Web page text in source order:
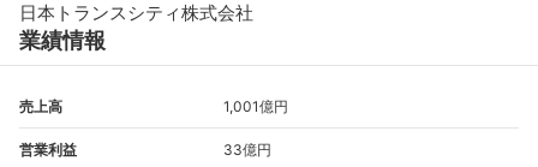
こちらの企業もフォローしませんか？
日本トランスシティ株式会社
業績情報
売上高 1,001億円
営業利益 33億円